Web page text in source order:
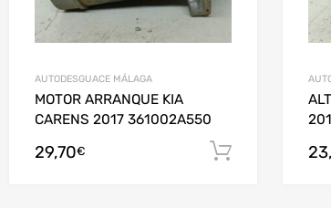
Añadir al carrito
AUTODESGUACE MÁLAGA
MOTOR ARRANQUE KIA
CARENS 2017 361002A550
29,70€ Añadir al